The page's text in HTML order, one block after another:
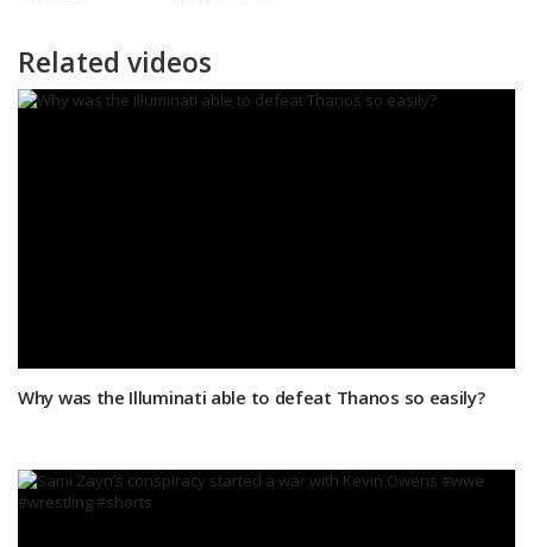
Related videos
Why was the Illuminati able to defeat Thanos so easily?